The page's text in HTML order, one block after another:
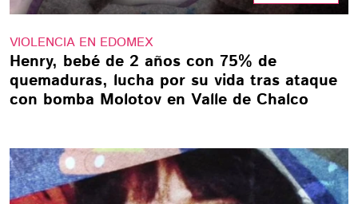
VIOLENCIA EN EDOMEX
Henry, bebé de 2 años con 75% de
quemaduras, lucha por su vida tras ataque
con bomba Molotov en Valle de Chalco